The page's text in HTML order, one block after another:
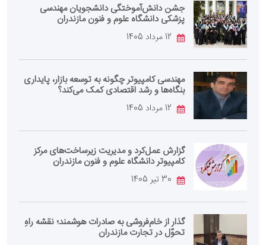
جشن دانش‌آموختگی دانشجویان مهندسی
پزشکی دانشگاه علوم و فنون مازندران
مهندسی کامپیوتر چگونه به توسعه بازار، پایداری
بنگاه‌ها و رشد اقتصادی کمک می‌کند؟
گزارش عمل‌کرد و مدیریت زیرساخت‌های مرکز
کامپیوتر دانشگاه علوم و فنون مازندران
گذار از خام‌فروشی به صادرات هوشمند؛ نقشه راهِ
تحوّل در تجارت مازندران